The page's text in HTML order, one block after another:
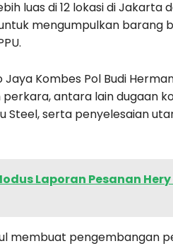
luas di 12 lokasi di Jakarta
mengumpulkan barang
Jaya Kombes Pol Budi
antara lain dugaan
Steel, serta penyelesaian
Laporan Pesanan
membuat pengembangan